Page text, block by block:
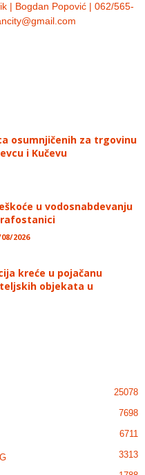
| Bogdan Popović | 062/565-
osumnjičenih za trgovinu
i Kučevu
u vodosnabdevanju
2026
kreće u pojačanu
objekata u
25078
7698
6711
3313